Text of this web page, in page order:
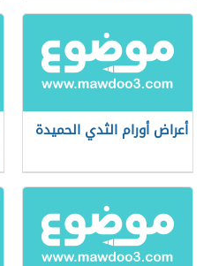
أعراض أورام الثدي الحميدة